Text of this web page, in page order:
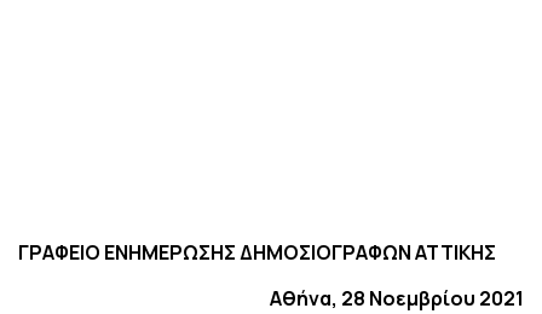
ΓΡΑΦΕΙΟ ΕΝΗΜΕΡΩΣΗΣ ΔΗΜΟΣΙΟΓΡΑΦΩΝ ΑΤΤΙΚΗΣ
Αθήνα, 28 Νοεμβρίου 2021